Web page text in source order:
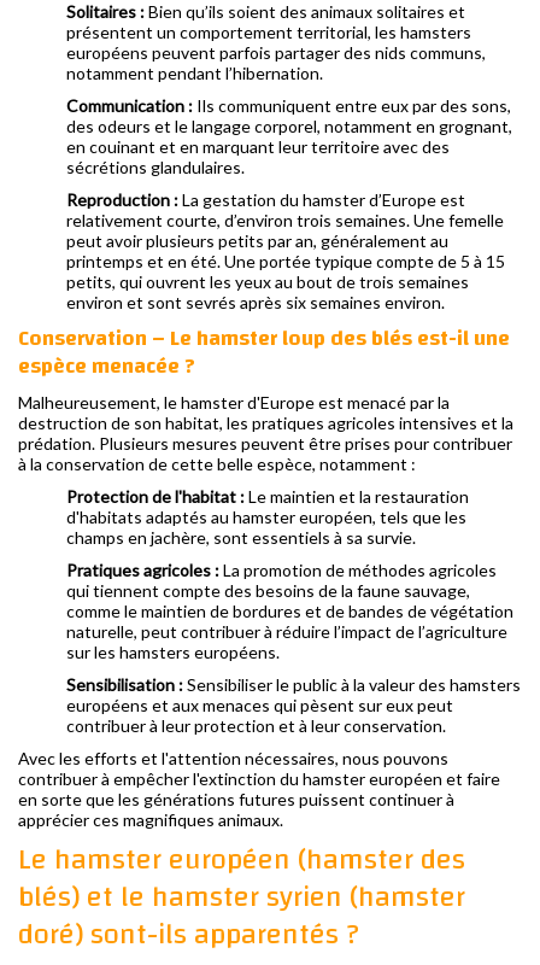
Solitaires :Bien qu’ils soient des animaux solitaires et
présentent un comportement territorial, les hamsters
européens peuvent parfois partager des nids communs,
notamment pendant l’hibernation.
Communication : Ils communiquent entre eux par des sons,
des odeurs et le langage corporel, notamment en grognant,
en couinant et en marquant leur territoire avec des
sécrétions glandulaires.
Reproduction :La gestation du hamster d’Europe est
relativement courte, d’environ trois semaines. Une femelle
peut avoir plusieurs petits par an, généralement au
printemps et en été. Une portée typique compte de 5 à 15
petits, qui ouvrent les yeux au bout de trois semaines
environ et sont sevrés après six semaines environ.
Conservation – Le hamster loup des blés est-il une
espèce menacée ?
Malheureusement, le hamster d'Europe est menacé par la
destruction de son habitat, les pratiques agricoles intensives et la
prédation. Plusieurs mesures peuvent être prises pour contribuer
à la conservation de cette belle espèce, notamment :
Protection de l'habitat :Le maintien et la restauration
d'habitats adaptés au hamster européen, tels que les
champs en jachère, sont essentiels à sa survie.
Pratiques agricoles :La promotion de méthodes agricoles
qui tiennent compte des besoins de la faune sauvage,
comme le maintien de bordures et de bandes de végétation
naturelle, peut contribuer à réduire l’impact de l’agriculture
sur les hamsters européens.
Sensibilisation :Sensibiliser le public à la valeur des hamsters
européens et aux menaces qui pèsent sur eux peut
contribuer à leur protection et à leur conservation.
Avec les efforts et l'attention nécessaires, nous pouvons
contribuer à empêcher l'extinction du hamster européen et faire
en sorte que les générations futures puissent continuer à
apprécier ces magnifiques animaux.
Le hamster européen (hamster des
blés) et le hamster syrien (hamster
doré) sont-ils apparentés ?